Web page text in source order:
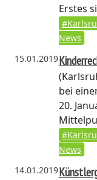
Erstes
News
15.01.2019
bei
20.
News
14.01.2019